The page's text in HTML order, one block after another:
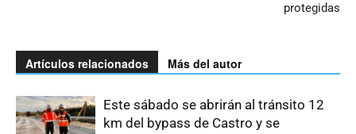
protegidas
Artículos relacionados Más del autor
Este sábado se abrirán al tránsito 12
km del bypass de Castro y se